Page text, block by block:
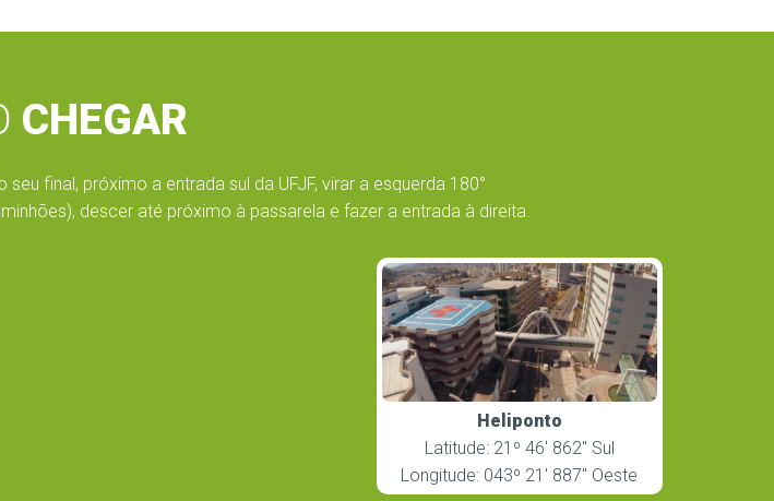
CHEGAR
seu final, próximo a entrada sul da UFJF, virar a esquerda 180°
descer até próximo à passarela e fazer a entrada à direita.
Heliponto
Latitude: 21º 46′ 862″ Sul
Longitude: 043º 21′ 887″ Oeste